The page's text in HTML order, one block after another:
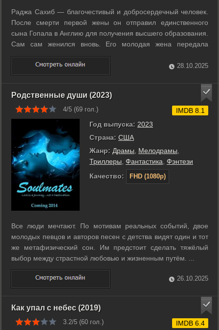
Раджа Сахиб — благочестивый и добросердечный человек.
После смерти первой жены он отправил единственного
сына Гопала в Англию для получения высшего образования.
Сам сам женился вновь. Его молодая жена передала
управление поместьями своему брату Вии, который стал
распоряжаться землями. ...
28.10.2025
Родственные души (2023)
4/5 (69 гол.)
Год выпуска: 2023
Страна: США
Жанр: Драмы Мелодрамы
Триллеры Фантастика Фэнтези
Качество:
FHD (1080p)
IMDB 8.1
Все люди мечтают. По мотивам реальных событий, двое
молодых певцов и авторов песен с детства видят один и тот
же метафизический сон. Им предстоит сделать тяжёлый
выбор между страстной любовью и жизненным путём. ...
26.10.2025
Как упал с небес (2019)
3.2/5 (60 гол.) IMDB 6.4